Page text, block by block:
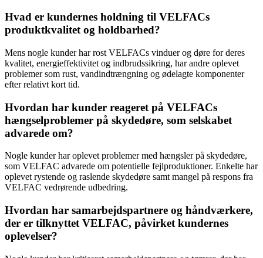
Hvad er kundernes holdning til VELFACs
produktkvalitet og holdbarhed?
Mens nogle kunder har rost VELFACs vinduer og døre for deres
kvalitet, energieffektivitet og indbrudssikring, har andre oplevet
problemer som rust, vandindtrængning og ødelagte komponenter
efter relativt kort tid.
Hvordan har kunder reageret på VELFACs
hængselproblemer på skydedøre, som selskabet
advarede om?
Nogle kunder har oplevet problemer med hængsler på skydedøre,
som VELFAC advarede om potentielle fejlproduktioner. Enkelte har
oplevet rystende og raslende skydedøre samt mangel på respons fra
VELFAC vedrørende udbedring.
Hvordan har samarbejdspartnere og håndværkere,
der er tilknyttet VELFAC, påvirket kundernes
oplevelser?